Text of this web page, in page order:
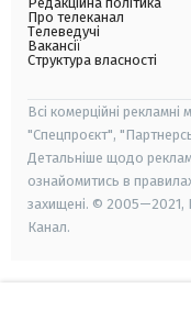
Про телеканал
Телеведучі
Вакансії
Структура власності
Всі комерційні рекламні
"Спецпроєкт",
Детальніше щодо
ознайомитись в
захищені. © 2005—2021,
Канал.